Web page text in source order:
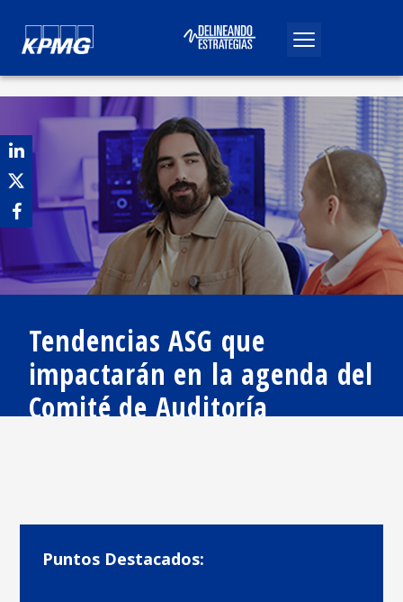
Tendencias ASG que
impactarán en la agenda del
Comité deAuditoría
Publicado porJesús Luna
Abril, 2024
Puntos Destacados: